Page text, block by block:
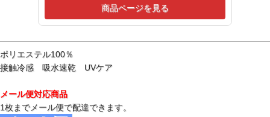
商品ページを見る
ポリエステル100％
接触冷感 吸水速乾 UVケア
メール便対応商品
1枚までメール便で配達できます。